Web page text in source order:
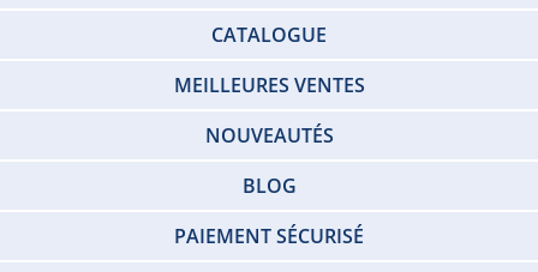
CATALOGUE
MEILLEURES VENTES
NOUVEAUTÉS
BLOG
PAIEMENT SÉCURISÉ